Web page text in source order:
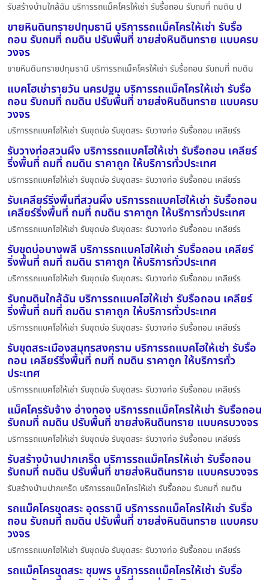
รับสร้างบ้านใกล้ฉัน บริการรถแม็คโครให้เช่า รับรื้อถอน รับถมที่ ถมดิน ป
ขายหินดินทรายปทุมธานี บริการรถแม็คโครให้เช่า รับรื้อ
ถอน รับถมที่ ถมดิน ปรับพื้นที่ ขายส่งหินดินทราย แบบครบ
วงจร
ขายหินดินทรายปทุมธานี บริการรถแม็คโครให้เช่า รับรื้อถอน รับถมที่ ถมดิน
แบคโฮเช่ารายวัน นครปฐม บริการรถแม็คโครให้เช่า รับรื้อ
ถอน รับถมที่ ถมดิน ปรับพื้นที่ ขายส่งหินดินทราย แบบครบ
วงจร
บริการรถแบคโฮให้เช่า รับขุดบ่อ รับขุดสระ รับวางท่อ รับรื้อถอน เคลียร์ร
รับวางท่อสวนผึ้ง บริการรถแบคโฮให้เช่า รับรื้อถอน เคลียร์
ริ่งพื้นที่ ถมที่ ถมดิน ราคาถูก ให้บริการทั่วประเทศ
บริการรถแบคโฮให้เช่า รับขุดบ่อ รับขุดสระ รับวางท่อ รับรื้อถอน เคลียร์ร
รับเคลียร์ริ่งพื้นที่สวนผึ้ง บริการรถแบคโฮให้เช่า รับรื้อถอน
เคลียร์ริ่งพื้นที่ ถมที่ ถมดิน ราคาถูก ให้บริการทั่วประเทศ
บริการรถแบคโฮให้เช่า รับขุดบ่อ รับขุดสระ รับวางท่อ รับรื้อถอน เคลียร์ร
รับขุดบ่อบางพลี บริการรถแบคโฮให้เช่า รับรื้อถอน เคลียร์
ริ่งพื้นที่ ถมที่ ถมดิน ราคาถูก ให้บริการทั่วประเทศ
บริการรถแบคโฮให้เช่า รับขุดบ่อ รับขุดสระ รับวางท่อ รับรื้อถอน เคลียร์ร
รับถมดินใกล้ฉัน บริการรถแบคโฮให้เช่า รับรื้อถอน เคลียร์
ริ่งพื้นที่ ถมที่ ถมดิน ราคาถูก ให้บริการทั่วประเทศ
บริการรถแบคโฮให้เช่า รับขุดบ่อ รับขุดสระ รับวางท่อ รับรื้อถอน เคลียร์ร
รับขุดสระเมืองสมุทรสงคราม บริการรถแบคโฮให้เช่า รับรื้อ
ถอน เคลียร์ริ่งพื้นที่ ถมที่ ถมดิน ราคาถูก ให้บริการทั่ว
ประเทศ
บริการรถแบคโฮให้เช่า รับขุดบ่อ รับขุดสระ รับวางท่อ รับรื้อถอน เคลียร์ร
แม็คโครรับจ้าง อ่างทอง บริการรถแม็คโครให้เช่า รับรื้อถอน
รับถมที่ ถมดิน ปรับพื้นที่ ขายส่งหินดินทราย แบบครบวงจร
บริการรถแบคโฮให้เช่า รับขุดบ่อ รับขุดสระ รับวางท่อ รับรื้อถอน เคลียร์ร
รับสร้างบ้านปากเกร็ด บริการรถแม็คโครให้เช่า รับรื้อถอน
รับถมที่ ถมดิน ปรับพื้นที่ ขายส่งหินดินทราย แบบครบวงจร
รับสร้างบ้านปากเกร็ด บริการรถแม็คโครให้เช่า รับรื้อถอน รับถมที่ ถมดิน
รถแม็คโครขุดสระ อุดรธานี บริการรถแม็คโครให้เช่า รับรื้อ
ถอน รับถมที่ ถมดิน ปรับพื้นที่ ขายส่งหินดินทราย แบบครบ
วงจร
บริการรถแบคโฮให้เช่า รับขุดบ่อ รับขุดสระ รับวางท่อ รับรื้อถอน เคลียร์ร
รถแม็คโครขุดสระ ชุมพร บริการรถแม็คโครให้เช่า รับรื้อ